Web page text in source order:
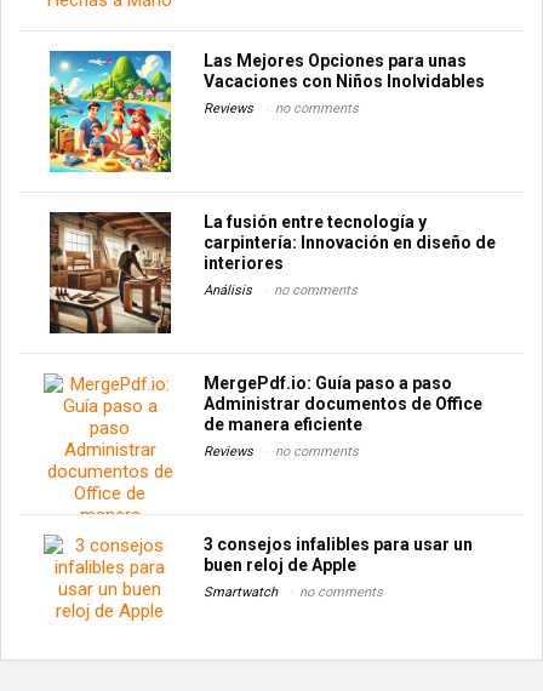
Las Mejores Opciones para unas
Vacaciones con Niños Inolvidables
Reviews no comments
La fusión entre tecnología y
carpintería: Innovación en diseño de
interiores
Análisis no comments
MergePdf.io: Guía paso a paso
Administrar documentos de Office
de manera eficiente
Reviews no comments
3 consejos infalibles para usar un
buen reloj de Apple
Smartwatch no comments